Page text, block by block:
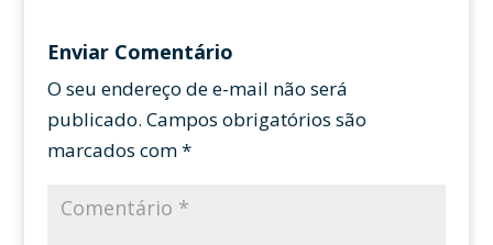
Enviar Comentário
O seu endereço de e-mail não será
publicado. Campos obrigatórios são
marcados com*